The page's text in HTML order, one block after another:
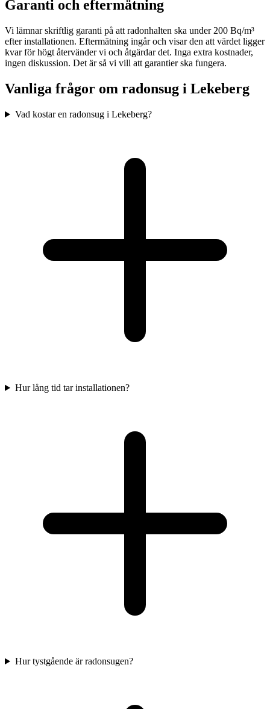
Garanti och eftermätning
Vi lämnar skriftlig garanti på att radonhalten ska under 200 Bq/m³
efter installationen. Eftermätning ingår och visar den att värdet ligger
kvar för högt återvänder vi och åtgärdar det. Inga extra kostnader,
ingen diskussion. Det är så vi vill att garantier ska fungera.
Vanliga frågor om radonsug i Lekeberg
Vad kostar en radonsug i Lekeberg?
Hur lång tid tar installationen?
Hur tystgående är radonsugen?